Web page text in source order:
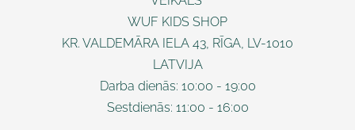
WUF KIDS SHOP
KR. VALDEMĀRA IELA 43, RĪGA, LV-1010
LATVIJA
Darba dienās: 10:00 - 19:00
Sestdienās: 11:00 - 16:00